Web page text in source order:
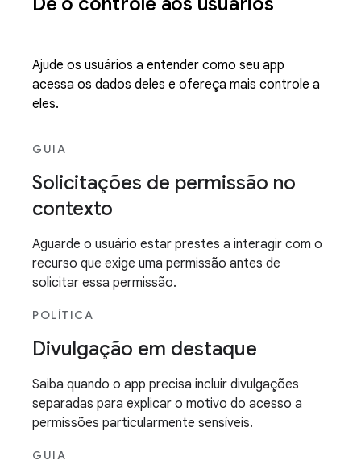
Ajude os usuários a entender como seu app
acessa os dados deles e ofereça mais controle a
eles.
GUIA
Solicitações de permissão no
contexto
Aguarde o usuário estar prestes a interagir com o
recurso que exige uma permissão antes de
solicitar essa permissão.
POLÍTICA
Divulgação em destaque
Saiba quando o app precisa incluir divulgações
separadas para explicar o motivo do acesso a
permissões particularmente sensíveis.
GUIA